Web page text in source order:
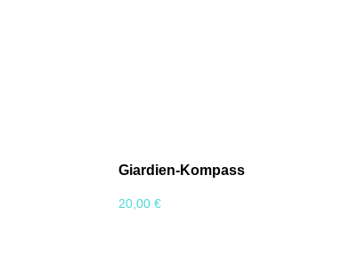
Giardien-Kompass
20,00 €